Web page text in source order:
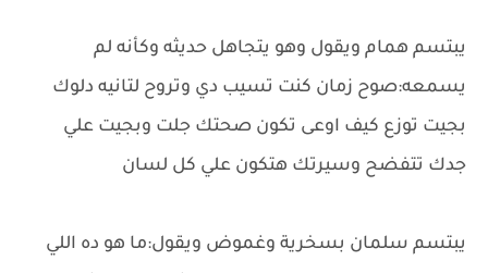
يبتسم همام ويقول وهو يتجاهل حديثه وكأنه لم
يسمعه:صوح زمان كنت تسيب دي وتروح لتانيه دلوك
بجيت توزع كيف اوعى تكون صحتك جلت وبجيت علي
جدك تتفضح وسيرتك هتكون علي كل لسان
يبتسم سلمان بسخرية وغموض ويقول:ما هو ده اللي